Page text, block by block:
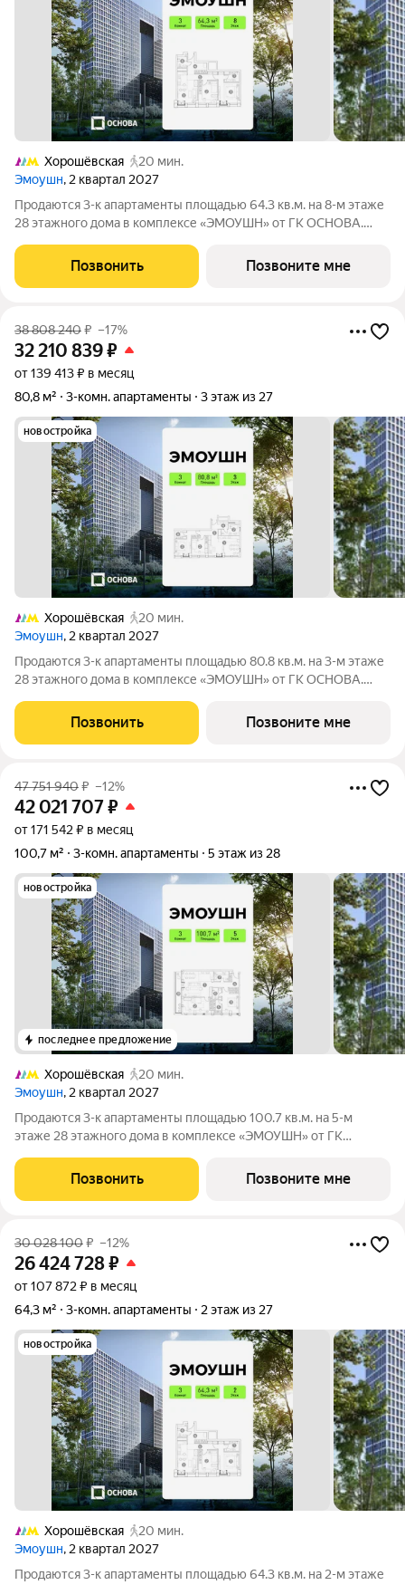
Хорошёвская
20 мин.
Эмоушн, 2 квартал 2027
Продаются 3-к апартаменты площадью 64.3 кв.м. на 8-м этаже
28 этажного дома в комплексе «ЭМОУШН» от ГК ОСНОВА.
бизнес-класса в престижном районе Хорошёво-Мнёвники
(СЗАО), новый выразительный акцент
Позвонить Позвоните мне
38 808 240₽ –17%
32 210 839₽
от 139 413 ₽ в месяц
80,8 м²
3-комн. апартаменты 3 этаж из 27
новостройка
Хорошёвская
20 мин.
Эмоушн, 2 квартал 2027
Продаются 3-к апартаменты площадью 80.8 кв.м. на 3-м этаже
28 этажного дома в комплексе «ЭМОУШН» от ГК ОСНОВА.
бизнес-класса в престижном районе Хорошёво-Мнёвники
(СЗАО), новый выразительный акцент
Позвонить Позвоните мне
47 751 940₽ –12%
42 021 707₽
от 171 542 ₽ в месяц
100,7 м²
3-комн. апартаменты 5 этаж из 28
новостройка
последнее предложение
Хорошёвская
20 мин.
Эмоушн, 2 квартал 2027
Продаются 3-к апартаменты площадью 100.7 кв.м. на 5-м
этаже 28 этажного дома в комплексе «ЭМОУШН» от ГК
апартаментов бизнес-класса в престижном районе Хорошёво-
Мнёвники (СЗАО), новый выразительный акцент
Позвонить Позвоните мне
30 028 100₽ –12%
26 424 728₽
от 107 872 ₽ в месяц
64,3 м²
3-комн. апартаменты 2 этаж из 27
новостройка
Хорошёвская
20 мин.
Эмоушн, 2 квартал 2027
Продаются 3-к апартаменты площадью 64.3 кв.м. на 2-м этаже